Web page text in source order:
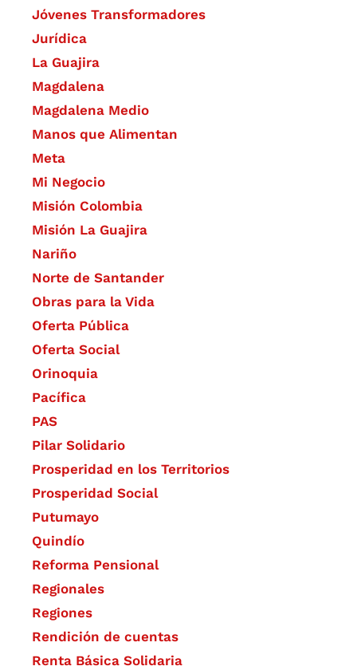
Jóvenes Transformadores
Jurídica
La Guajira
Magdalena
Magdalena Medio
Manos que Alimentan
Meta
Mi Negocio
Misión Colombia
Misión La Guajira
Nariño
Norte de Santander
Obras para la Vida
Oferta Pública
Oferta Social​​
Orinoquia
Pacífica
PAS
Pilar Solidario
Prosperidad en los Territorios
Prosperidad Social
Putumayo
Quindío
Reforma Pensional
Regionales
Regiones
Rendición de cuentas
Renta Básica Solidaria